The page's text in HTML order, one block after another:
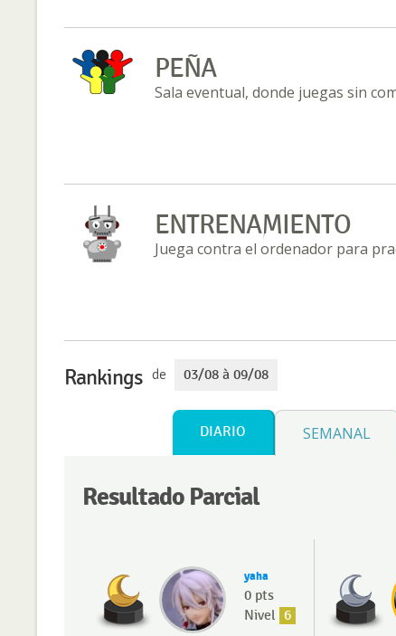
PEÑA
Sala eventual, donde juegas sin
ENTRENAMIENTO
Juega contra el ordenador para
Rankings de 03/08 à 09/08
DIARIO SEMANAL
Resultado Parcial
yaha
0 pts
Nivel 6